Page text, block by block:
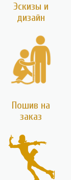
Эскизы и
дизайн
Пошив на
заказ